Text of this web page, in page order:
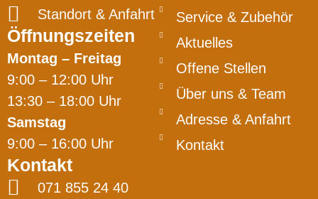
Standort & Anfahrt
Öffnungszeiten
Montag – Freitag
9:00 – 12:00 Uhr
13:30 – 18:00 Uhr
Samstag
9:00 – 16:00 Uhr
Kontakt
071 855 24 40
Service & Zubehör
Aktuelles
Offene Stellen
Über uns & Team
Adresse & Anfahrt
Kontakt